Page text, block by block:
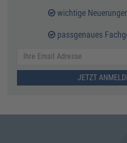
wichtige
passgenaues
JETZT